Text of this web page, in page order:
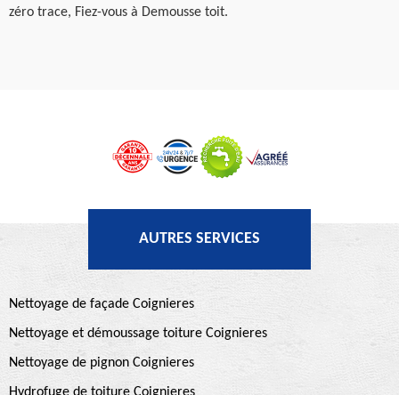
zéro trace, Fiez-vous à Demousse toit.
AUTRES SERVICES
Nettoyage de façade Coignieres
Nettoyage et démoussage toiture Coignieres
Nettoyage de pignon Coignieres